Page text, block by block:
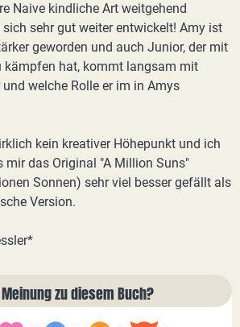
Naive kindliche Art weitgehend
sehr gut weiter entwickelt! Amy ist
geworden und auch Junior, der mit
kämpfen hat, kommt langsam mit
welche Rolle er im in Amys
kein kreativer Höhepunkt und ich
mir das Original "A Million Suns"
Sonnen) sehr viel besser gefällt als
Version.
zu diesem Buch?